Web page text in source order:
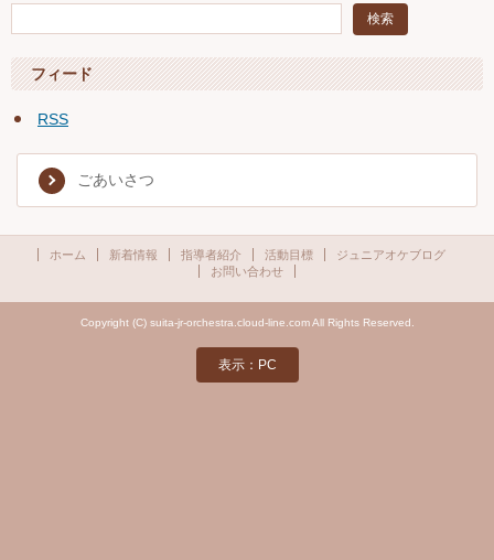
フィード
RSS
ごあいさつ
ホーム 新着情報 指導者紹介 活動目標
ジュニアオケブログ
お問い合わせ
Copyright (C) suita-jr-orchestra.cloud-line.com All Rights Reserved.
表示：PC